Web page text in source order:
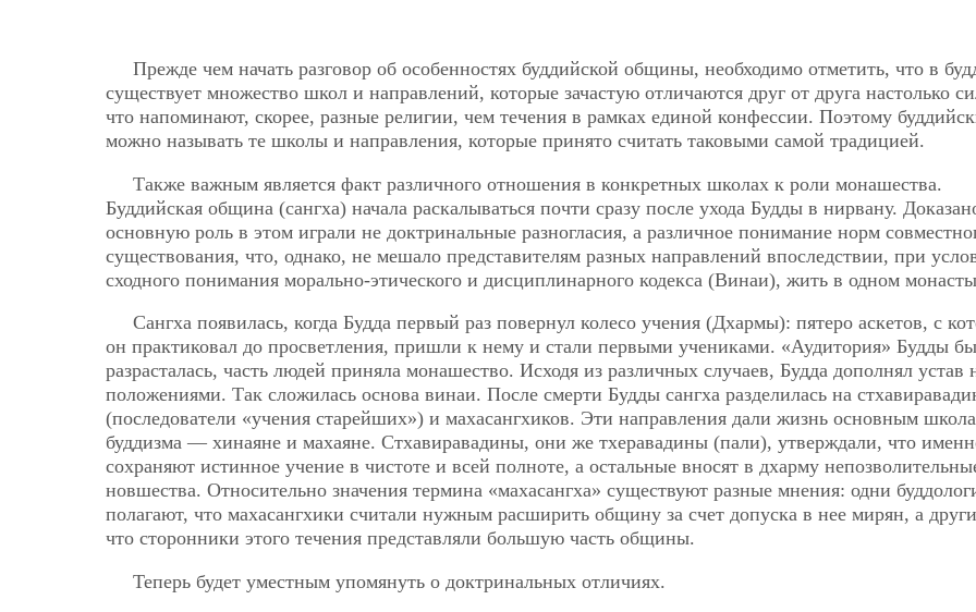
Прежде чем начать разговор об особенностях буддийской общины, необходимо отметить, что в
существует множество школ и направлений, которые зачастую отличаются друг от друга настолько
что напоминают, скорее, разные религии, чем течения в рамках единой конфессии. Поэтому
можно называть те школы и направления, которые принято считать таковыми самой традицией.
Также важным является факт различного отношения в конкретных школах к роли монашества.
Буддийская община (сангха) начала раскалываться почти сразу после ухода Будды в нирвану.
основную роль в этом играли не доктринальные разногласия, а различное понимание норм
существования, что, однако, не мешало представителям разных направлений впоследствии, при
сходного понимания морально-этического и дисциплинарного кодекса (Винаи), жить в одном
Сангха появилась, когда Будда первый раз повернул колесо учения (Дхармы): пятеро аскетов, с
он практиковал до просветления, пришли к нему и стали первыми учениками. «Аудитория» Будды
разрасталась, часть людей приняла монашество. Исходя из различных случаев, Будда дополнял устав
положениями. Так сложилась основа винаи. После смерти Будды сангха разделилась на
(последователи «учения старейших») и махасангхиков. Эти направления дали жизнь основным
буддизма — хинаяне и махаяне. Стхавиравадины, они же тхеравадины (пали), утверждали, что
сохраняют истинное учение в чистоте и всей полноте, а остальные вносят в дхарму
новшества. Относительно значения термина «махасангха» существуют разные мнения: одни
полагают, что махасангхики считали нужным расширить общину за счет допуска в нее мирян, а
что сторонники этого течения представляли большую часть общины.
Теперь будет уместным упомянуть о доктринальных отличиях.